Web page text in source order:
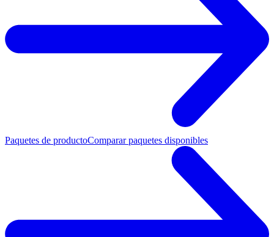
Paquetes de productoComparar paquetes disponibles